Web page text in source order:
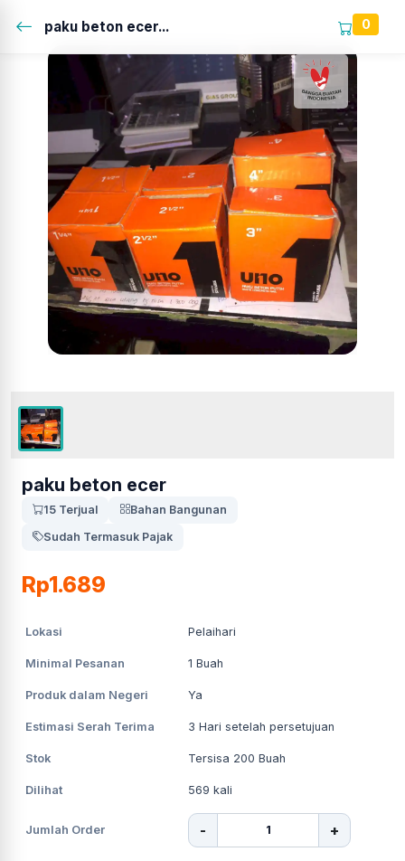
paku beton ecer... 0
paku beton ecer
15 Terjual
Bahan Bangunan
Sudah Termasuk Pajak
Rp1.689
Lokasi Pelaihari
Minimal Pesanan 1 Buah
Produk dalam Negeri Ya
Estimasi Serah Terima 3 Hari setelah persetujuan
Stok Tersisa 200 Buah
Dilihat 569 kali
Jumlah Order - +